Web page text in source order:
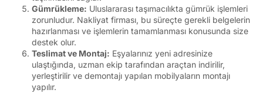
Gümrükleme: Uluslararası taşımacılıkta gümrük işlemleri
zorunludur. Nakliyat firması, bu süreçte gerekli belgelerin
hazırlanması ve işlemlerin tamamlanması konusunda size
destek olur.
Teslimat ve Montaj: Eşyalarınız yeni adresinize
ulaştığında, uzman ekip tarafından araçtan indirilir,
yerleştirilir ve demontajı yapılan mobilyaların montajı
yapılır.